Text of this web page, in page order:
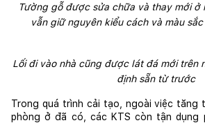
Tường gỗ được sửa chữa và thay mới ở
vẫn giữ nguyên kiểu cách và màu
Lối đi vào nhà cũng được lát đá mới trên
định sẵn từ trước
Trong quá trình cải tạo, ngoài việc tăng
phòng ở đã có, các KTS còn tận dụng